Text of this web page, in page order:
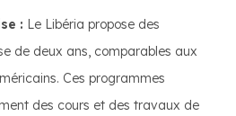
: Le Libéria propose des
de deux ans, comparables aux
Ces programmes
des cours et des travaux de